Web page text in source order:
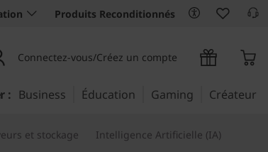
Produits Reconditionnés
Connectez-vous/Créez un compte
: Business Éducation Gaming Créateur
et stockage Intelligence Artificielle (IA)